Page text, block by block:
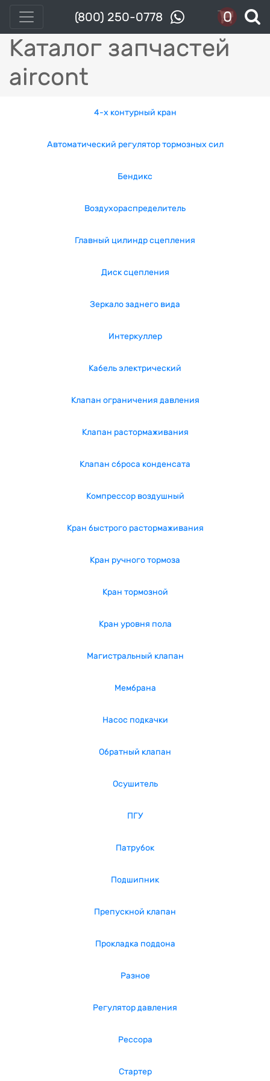
(800) 250-0778 0
Каталог запчастей
aircont
4-x контурный кран
Автоматический регулятор тормозных сил
Бендикс
Воздухораспределитель
Главный цилиндр сцепления
Диск сцепления
Зеркало заднего вида
Интеркуллер
Кабель электрический
Клапан ограничения давления
Клапан растормаживания
Клапан сброса конденсата
Компрессор воздушный
Кран быстрого растормаживания
Кран ручного тормоза
Кран тормозной
Кран уровня пола
Магистральный клапан
Мембрана
Насос подкачки
Обратный клапан
Осушитель
ПГУ
Патрубок
Подшипник
Препускной клапан
Прокладка поддона
Разное
Регулятор давления
Рессора
Стартер